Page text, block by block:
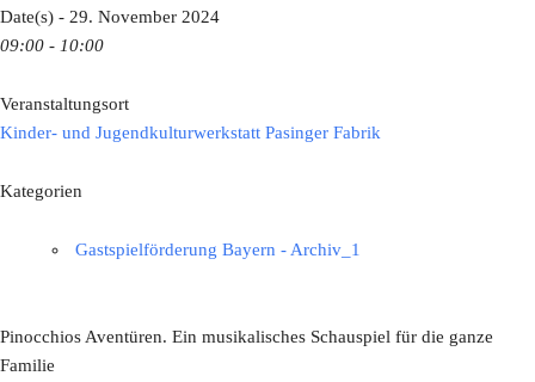
Date(s) - 29. November 2024
09:00 - 10:00
Veranstaltungsort
Kinder- und Jugendkulturwerkstatt Pasinger Fabrik
Kategorien
Gastspielförderung Bayern - Archiv_1
Pinocchios Aventüren. Ein musikalisches Schauspiel für die ganze
Familie